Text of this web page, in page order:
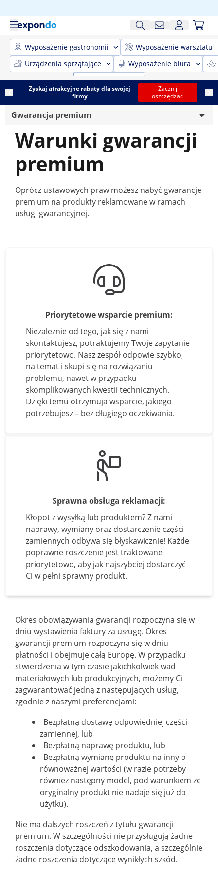
Wyposażenie gastronomii
Wyposażenie warsztatu
Urządzenia sprzątające
Wyposażenie biura
Zyskaj atrakcyjne rabaty dla swojej
firmy
Zacznij
oszczędzać
Gwarancja premium
Utylizacja baterii
Zwrot i anulowanie
Dane adresowe
Gwarancja najlepszej ceny
Strategia Podatkowa
Wycofanie produktu
Kontakt
expondo Partners
Warunki gwarancji
premium
Oprócz ustawowych praw możesz nabyć gwarancję
premium na produkty reklamowane w ramach
usługi gwarancyjnej.
Priorytetowe wsparcie premium:
Niezależnie od tego, jak się z nami
skontaktujesz, potraktujemy Twoje zapytanie
priorytetowo. Nasz zespół odpowie szybko,
na temat i skupi się na rozwiązaniu
problemu, nawet w przypadku
skomplikowanych kwestii technicznych.
Dzięki temu otrzymuja wsparcie, jakiego
potrzebujesz – bez długiego oczekiwania.
Sprawna obsługa reklamacji:
Kłopot z wysyłką lub produktem? Z nami
naprawy, wymiany oraz dostarczenie części
zamiennych odbywa się błyskawicznie! Każde
poprawne roszczenie jest traktowane
priorytetowo, aby jak najszybciej dostarczyć
Ci w pełni sprawny produkt.
Okres obowiązywania gwarancji rozpoczyna się w
dniu wystawienia faktury za usługę. Okres
gwarancji premium rozpoczyna się w dniu
płatności i obejmuje całą Europę. W przypadku
stwierdzenia w tym czasie jakichkolwiek wad
materiałowych lub produkcyjnych, możemy Ci
zagwarantować jedną z następujących usług,
zgodnie z naszymi preferencjami:
Bezpłatną dostawę odpowiedniej części
zamiennej, lub
Bezpłatną naprawę produktu, lub
Bezpłatną wymianę produktu na inny o
równoważnej wartości (w razie potrzeby
również następny model, pod warunkiem że
oryginalny produkt nie nadaje się już do
użytku).
Nie ma dalszych roszczeń z tytułu gwarancji
premium. W szczególności nie przysługują żadne
roszczenia dotyczące odszkodowania, a szczególnie
żadne roszczenia dotyczące wynikłych szkód.